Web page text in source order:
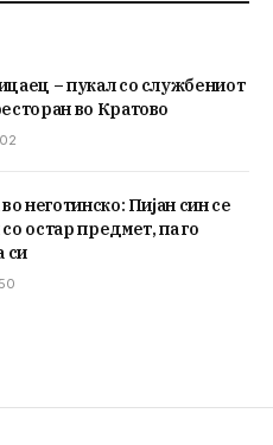
– пукал со службениот
во Кратово
неготинско: Пијан син се
остар предмет, па го
си